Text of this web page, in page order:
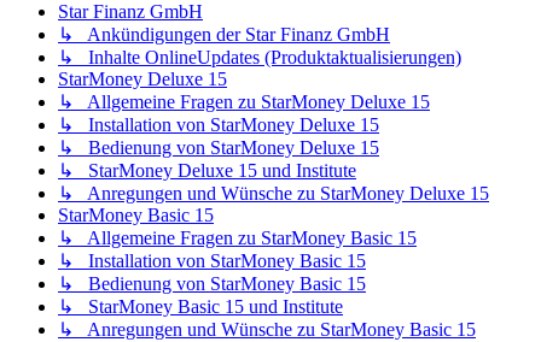
Star Finanz GmbH
↳ Ankündigungen der Star Finanz GmbH
↳ Inhalte OnlineUpdates (Produktaktualisierungen)
StarMoney Deluxe 15
↳ Allgemeine Fragen zu StarMoney Deluxe 15
↳ Installation von StarMoney Deluxe 15
↳ Bedienung von StarMoney Deluxe 15
↳ StarMoney Deluxe 15 und Institute
↳ Anregungen und Wünsche zu StarMoney Deluxe 15
StarMoney Basic 15
↳ Allgemeine Fragen zu StarMoney Basic 15
↳ Installation von StarMoney Basic 15
↳ Bedienung von StarMoney Basic 15
↳ StarMoney Basic 15 und Institute
↳ Anregungen und Wünsche zu StarMoney Basic 15